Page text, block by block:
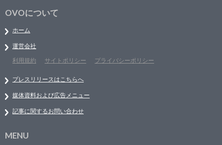
OVOについて
ホーム
運営会社
利用規約
サイトポリシー プライバシーポリシー
プレスリリースはこちらへ
媒体資料および広告メニュー
記事に関するお問い合わせ
MENU